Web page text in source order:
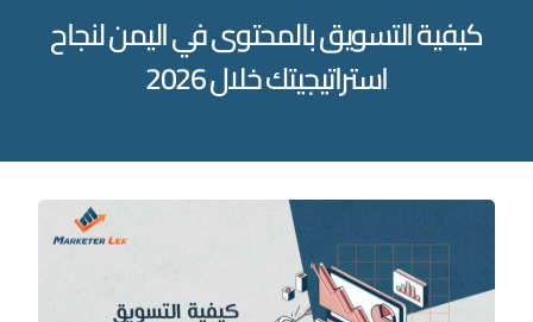
كيفية التسويق بالمحتوى في اليمن لنجاح
استراتيجيتك خلال 2026